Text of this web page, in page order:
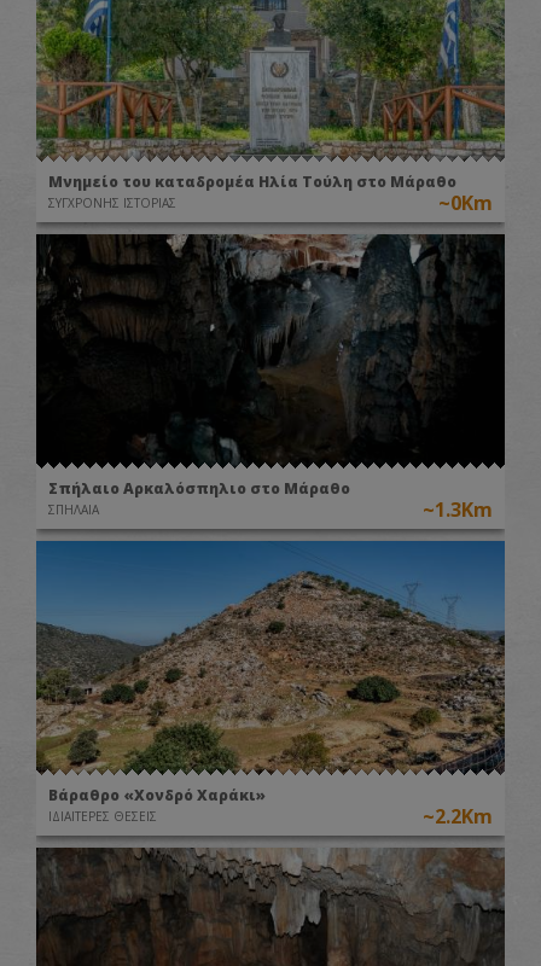
Μνημείο του καταδρομέα Ηλία Τούλη στο Μάραθο
ΣΥΓΧΡΟΝΗΣ ΙΣΤΟΡΙΑΣ ~0Km
Σπήλαιο Αρκαλόσπηλιο στο Μάραθο
ΣΠΗΛΑΙΑ ~1.3Km
Βάραθρο «Χονδρό Χαράκι»
ΙΔΙΑΙΤΕΡΕΣ ΘΕΣΕΙΣ ~2.2Km